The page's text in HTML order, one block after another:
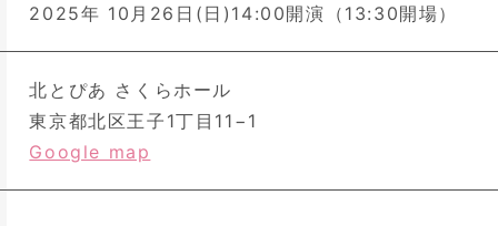
2025年 10月26日(日)14:00開演（13:30開場）
北とぴあ さくらホール
東京都北区王子1丁目11−1
Google map